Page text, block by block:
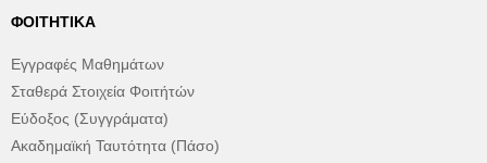
ΦΟΙΤΗΤΙΚΆ
Εγγραφές Μαθημάτων
Σταθερά Στοιχεία Φοιτήτών
Εύδοξος (Συγγράματα)
Ακαδημαϊκή Ταυτότητα (Πάσο)